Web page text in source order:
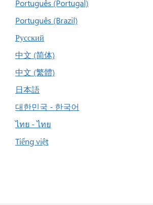
Português (Portugal)
Português (Brazil)
Русский
中文 (简体)
中文 (繁體)
日本語
대한민국 - 한국어
ไทย - ไทย
Tiếng việt